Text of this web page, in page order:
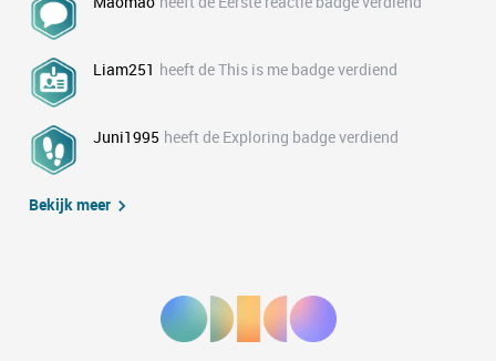
Liam251 heeft de This is me badge verdiend
Juni1995 heeft de Exploring badge verdiend
Bekijk meer